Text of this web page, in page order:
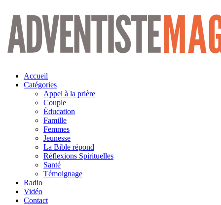
Aller
contenu
Accueil
Catégories
Appel à la prière
Couple
Éducation
Famille
Femmes
Jeunesse
La Bible répond
Réflexions Spirituelles
Santé
Témoignage
Radio
Vidéo
Contact